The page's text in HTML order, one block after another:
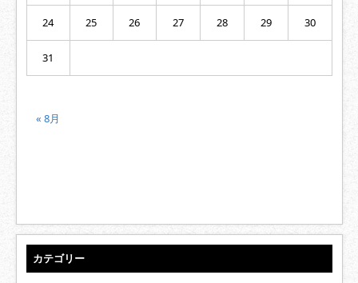
24 25 26 27 28 29 30
31
« 8月
カテゴリー